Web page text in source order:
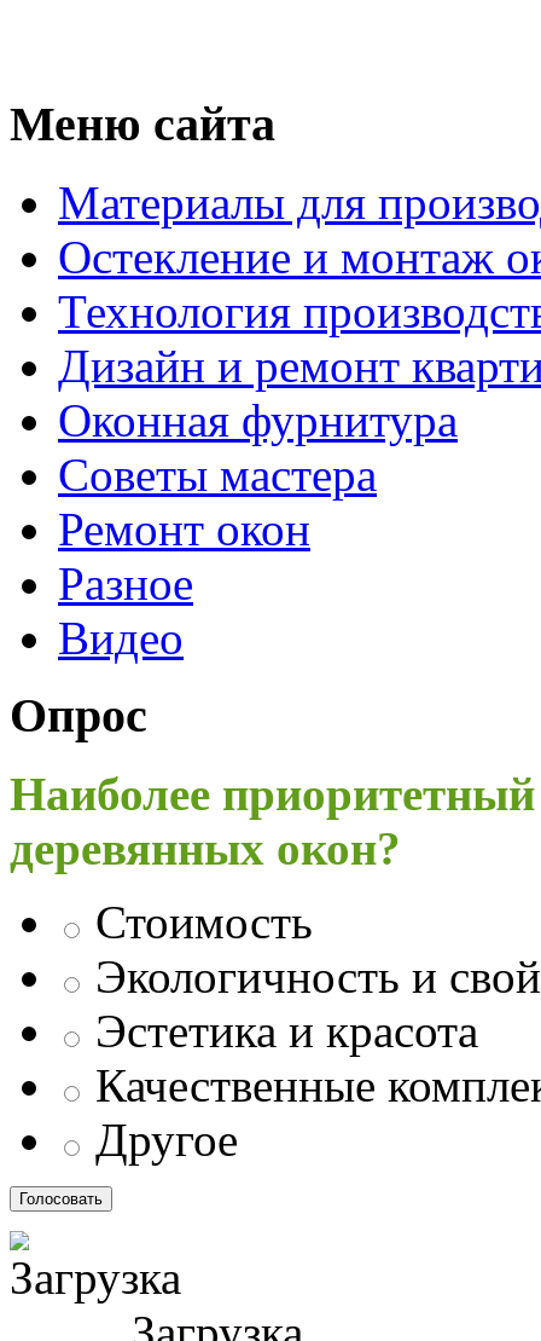
Меню сайта
Материалы для
Остекление и монтаж
Технология
Дизайн и ремонт
Оконная фурнитура
Советы мастера
Ремонт окон
Разное
Видео
Опрос
Наиболее
деревянных окон?
Стоимость
Экологичность и
Эстетика и красота
Качественные
Другое